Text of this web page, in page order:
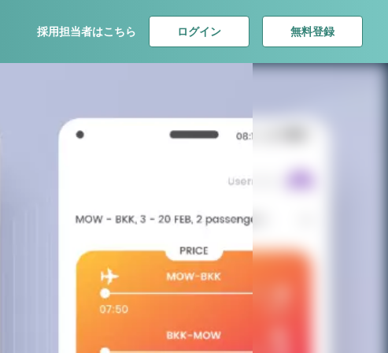
採用担当者はこちら ログイン 無料登録